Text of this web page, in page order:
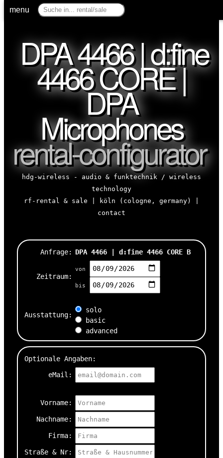
menu
DPA 4466 | d:fine
4466 CORE |
DPA
Microphones
rental-configurator
hdg-wireless - audio & funktechnik / wireless
technology
rf-rental & sale | köln (cologne, germany) |
contact
Anfrage: DPA 4466 | d:fine 4466 CORE B
Zeitraum:
von
bis
Ausstattung:
solo
basic
advanced
Optionale Angaben:
eMail:
Vorname:
Nachname:
Firma:
Straße & Nr: